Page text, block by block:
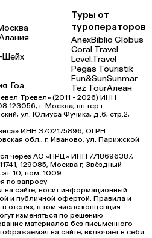
Гоа
Туры от
туроператоров
AnexBiblio Globus
Coral Travel
Level.Travel
Pegas Touristik
Fun&SunSunmar
Tez TourАлеан
Тревел» (2011 - 2026) ИНН
123056, г. Москва, вн.тер.г.
ул. Юлиуса Фучика, д.6, стр.2,
ИНН 3702175896, ОГРН
обл., г. Иваново, ул. Парижской
через АО «ПРЦ» ИНН 7718696387,
129085, Москва г, Звёздный
10, пом. 1009
по запросу
сайте, носит информационный
и публичной офертой. Правила и
отелях, в том числе концепция
изменяться по решению
материалов без письменного
на сайте, включает в себя